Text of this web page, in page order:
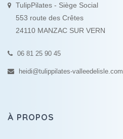
TulipPilates - Siège Social
553 route des Crêtes
24110 MANZAC SUR VERN
06 81 25 90 45
heidi@tulippilates-valleedelisle.com
À PROPOS